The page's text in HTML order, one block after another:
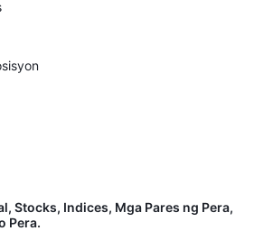
Stocks, Indices, Mga Pares ng Pera,
Pera.